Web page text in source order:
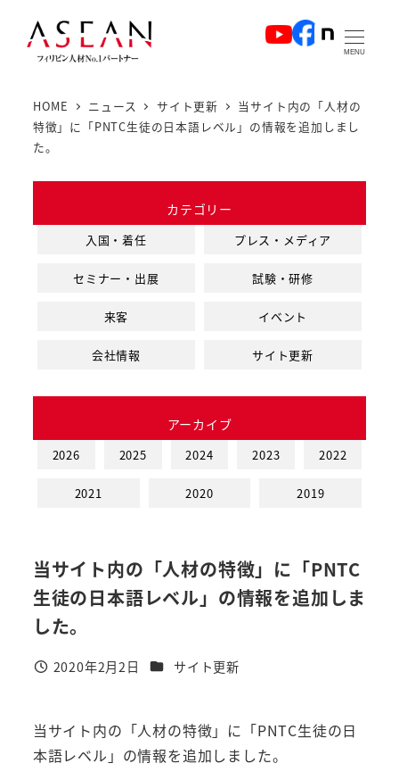
MENU
HOME ニュース サイト更新
当サイト内の「人材の
特徴」に「PNTC生徒の日本語レベル」の情報を追加しまし
た。
カテゴリー
入国・着任 プレス・メディア
セミナー・出展 試験・研修
来客 イベント
会社情報 サイト更新
アーカイブ
2026 2025 2024 2023 2022
2021 2020 2019
当サイト内の「人材の特徴」に「PNTC
生徒の日本語レベル」の情報を追加しま
した。
投稿日
2020年2月2日 カテゴリー
サイト更新
当サイト内の「人材の特徴」に「PNTC生徒の日
本語レベル」の情報を追加しました。